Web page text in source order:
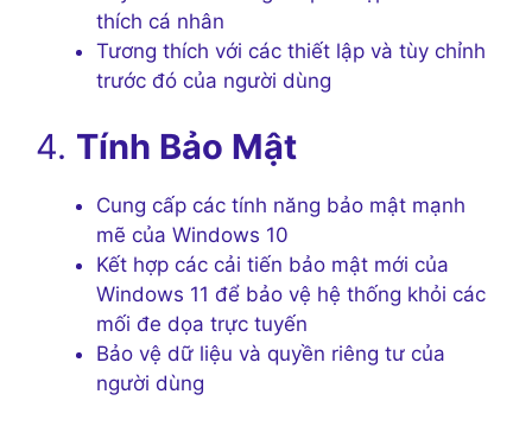
thích cá nhân
Tương thích với các thiết lập và tùy chỉnh
trước đó của người dùng
4. Tính Bảo Mật
Cung cấp các tính năng bảo mật mạnh
mẽ của Windows 10
Kết hợp các cải tiến bảo mật mới của
Windows 11 để bảo vệ hệ thống khỏi các
mối đe dọa trực tuyến
Bảo vệ dữ liệu và quyền riêng tư của
người dùng